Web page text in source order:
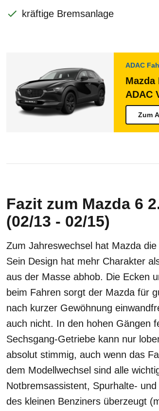
kräftige Bremsanlage
ADAC
ADAC
Zum
Fazit zum Mazda 6
(02/13 - 02/15)
Zum Jahreswechsel hat Mazda
Sein Design hat mehr Charakter
aus der Masse abhob. Die Ecken
beim Fahren sorgt der Mazda für
nach kurzer Gewöhnung
auch nicht. In den hohen Gängen
Sechsgang-Getriebe kann nur
absolut stimmig, auch wenn das
dem Modellwechsel sind alle
Notbremsassistent, Spurhalte-
des kleinen Benziners überzeugt